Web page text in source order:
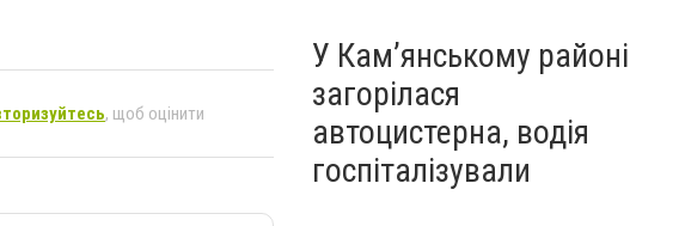
, щоб оцінити
У Кам’янському районі
загорілася
автоцистерна, водія
госпіталізували